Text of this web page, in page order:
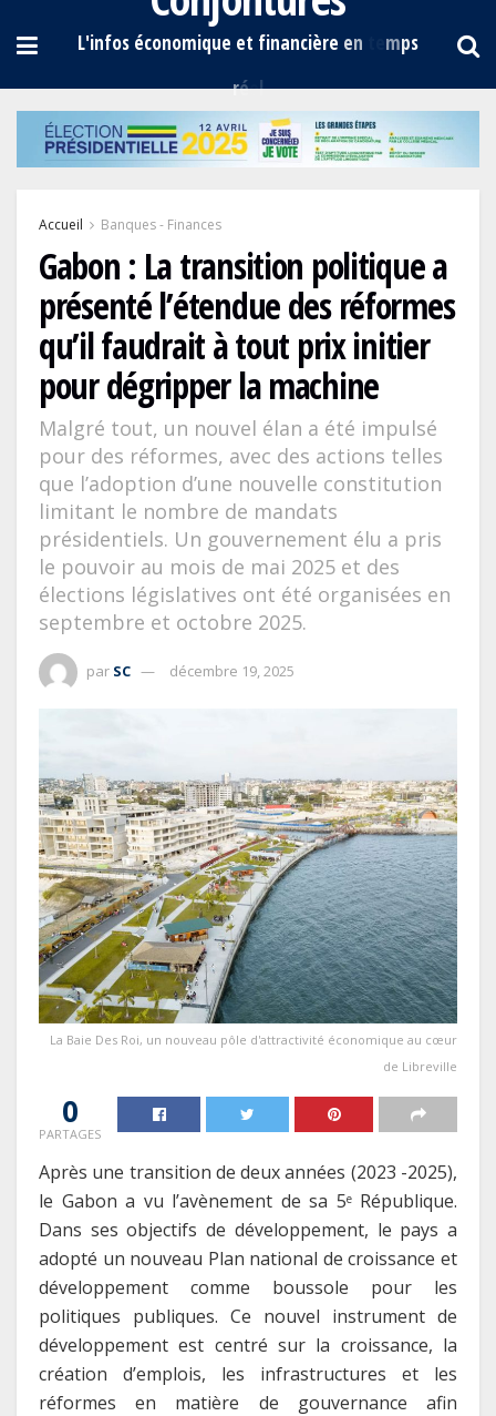
Accueil Banques - Finances
Gabon : La transition politique a
présenté l’étendue des réformes
qu’il faudrait à tout prix initier
pour dégripper la machine
Malgré tout, un nouvel élan a été impulsé
pour des réformes, avec des actions telles
que l’adoption d’une nouvelle constitution
limitant le nombre de mandats
présidentiels. Un gouvernement élu a pris
le pouvoir au mois de mai 2025 et des
élections législatives ont été organisées en
septembre et octobre 2025.
par SC décembre 19, 2025
La Baie Des Roi, un nouveau pôle d'attractivité économique au cœur
de Libreville
0
PARTAGES
Après une transition de deux années (2023 -2025),
le Gabon a vu l’avènement de sa 5eRépublique.
Dans ses objectifs de développement, le pays a
adopté un nouveau Plan national de croissance et
développement comme boussole pour les
politiques publiques. Ce nouvel instrument de
développement est centré sur la croissance, la
création d’emplois, les infrastructures et les
réformes en matière de gouvernance afin